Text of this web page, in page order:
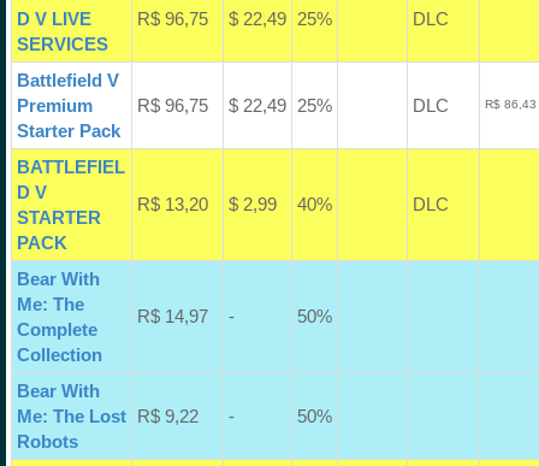
D V LIVE
SERVICES
R$ 96,75 $ 22,49 25% DLC
Battlefield V
Premium
Starter Pack
R$ 96,75 $ 22,49 25% DLC R$
BATTLEFIEL
D V
STARTER
PACK
R$ 13,20 $ 2,99 40% DLC
Bear With
Me: The
Complete
Collection
R$ 14,97 - 50%
Bear With
Me: The Lost
Robots
R$ 9,22 - 50%